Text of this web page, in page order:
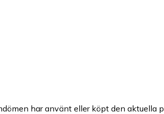
har använt eller köpt den aktuella